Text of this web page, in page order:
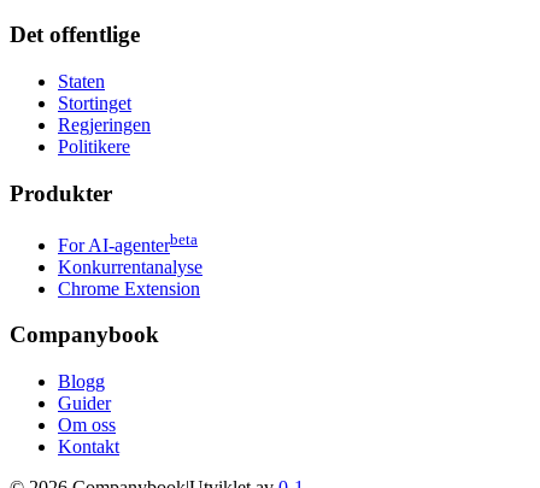
Det offentlige
Staten
Stortinget
Regjeringen
Politikere
Produkter
For AI-agenterbeta
Konkurrentanalyse
Chrome Extension
Companybook
Blogg
Guider
Om oss
Kontakt